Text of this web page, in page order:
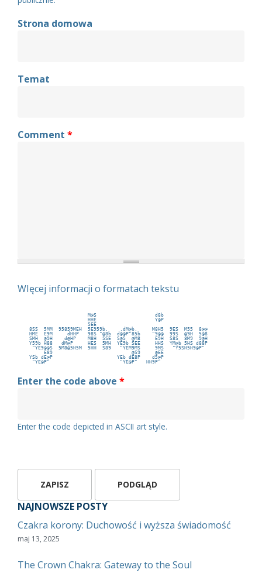
Strona domowa
Temat
Comment *
WIęcej informacji o formatach tekstu
                     M@S                    d8b
                     HHE                    Y@P
                     5EE
8SS  5MM  95859MEH  5E959b.    .dM@b.     M8H5  9ES  M55  8@@
HME  E9M     dHHP   98S "@8b  d@@P"85b    "9@@  99S  @9H  5@8
SMH  @9H    d@HP    M8H  5SE  S@5  @M8     E9H  S8S  8M9  9@H
Y59b H88   dM@P     HES  5MH  YE9b SEE     HHS  YM@b 5HS d88P
  "YE9@@S  5M8@5H5M  5HH  S89   "YEM9MS     9MS   "Y5SH5H9@P"
      E89                           @S9     @EE
YSb dE@P                      YEb dE8P    d5@P
  "YE@P"                        "YE@P"   HH9P"
Enter the code above *
Enter the code depicted in ASCII art style.
NAJNOWSZE POSTY
Czakra korony: Duchowość i wyższa świadomość
maj 13, 2025
The Crown Chakra: Gateway to the Soul